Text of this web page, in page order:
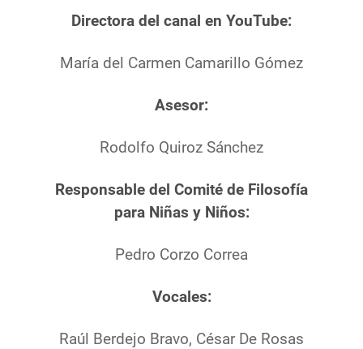
Directora del canal en YouTube:
María del Carmen Camarillo Gómez
Asesor:
Rodolfo Quiroz Sánchez
Responsable del Comité de Filosofía
para Niñas y Niños:
Pedro Corzo Correa
Vocales:
Raúl Berdejo Bravo, César De Rosas